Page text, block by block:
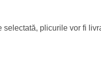
plicurile vor fi